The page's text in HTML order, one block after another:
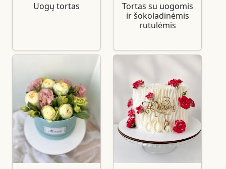
Uogų tortas
Tortas su uogomis
ir šokoladinėmis
rutulėmis